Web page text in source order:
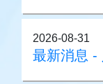
2026-08-31
最新消息 -